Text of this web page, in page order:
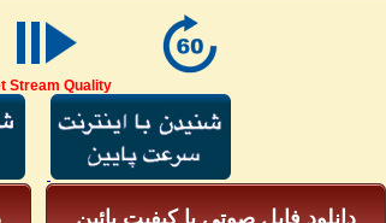
Stream Quality
دانلود فایل صوتی با کیفیت پائین